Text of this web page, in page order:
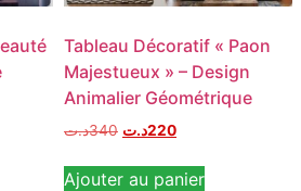
Tableau Décoratif « Paon
Majestueux » – Design
Animalier Géométrique
340د.ت 220د.ت
Ajouter au panier